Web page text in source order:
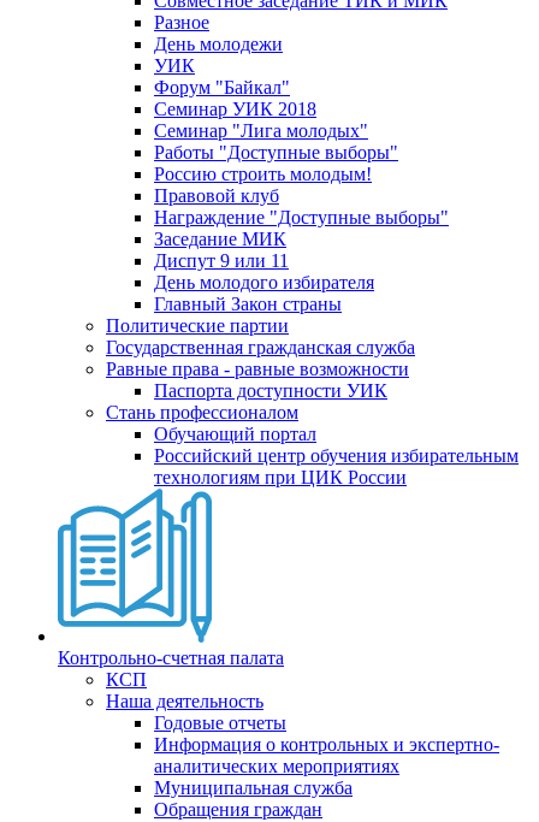
Разное
День молодежи
УИК
Форум "Байкал"
Семинар УИК 2018
Семинар "Лига молодых"
Работы "Доступные выборы"
Россию строить молодым!
Правовой клуб
Награждение "Доступные выборы"
Заседание МИК
Диспут 9 или 11
День молодого избирателя
Главный Закон страны
Политические партии
Государственная гражданская служба
Равные права - равные возможности
Паспорта доступности УИК
Стань профессионалом
Обучающий портал
Российский центр обучения избирательным
технологиям при ЦИК России
Контрольно-счетная палата
КСП
Наша деятельность
Годовые отчеты
Информация о контрольных и экспертно-
аналитических мероприятиях
Муниципальная служба
Обращения граждан